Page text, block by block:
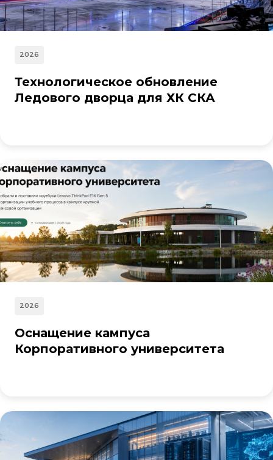
2026
Технологическое обновление
Ледового дворца для ХК СКА
2026
Оснащение кампуса
Корпоративного университета